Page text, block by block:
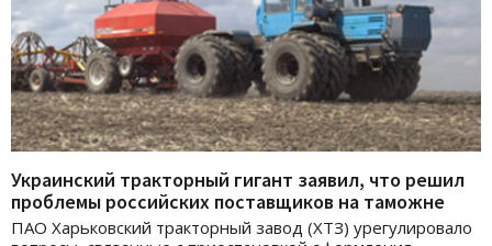
Украинский тракторный гигант заявил, что решил
проблемы российских поставщиков на таможне
ПАО Харьковский тракторный завод (ХТЗ) урегулировало